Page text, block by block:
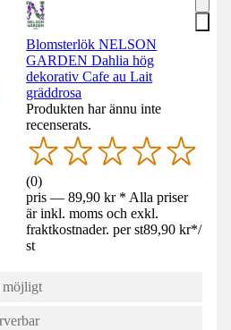
Blomsterlök NELSON
GARDEN Dahlia hög
dekorativ Cafe au Lait
gräddrosa
Produkten har ännu inte
recenserats.
(0)
pris — 89,90 kr * Alla priser
är inkl. moms och exkl.
fraktkostnader. per st89,90 kr*/
st
möjligt